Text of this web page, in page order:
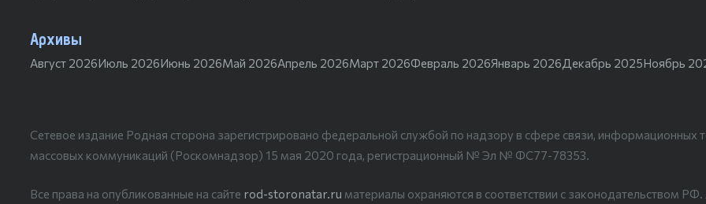
Архивы
Август 2026Июль 2026Июнь 2026Май 2026Апрель 2026Март 2026Февраль 2026Январь 2026Декабрь 2025Ноябрь
Сетевое издание Родная сторона зарегистрировано федеральной службой по надзору в сфере связи, информационных
массовых коммуникаций (Роскомнадзор) 15 мая 2020 года, регистрационный № Эл № ФС77-78353.
Все права на опубликованные на сайте rod-storonatar.ru материалы охраняются в соответствии с законодательством